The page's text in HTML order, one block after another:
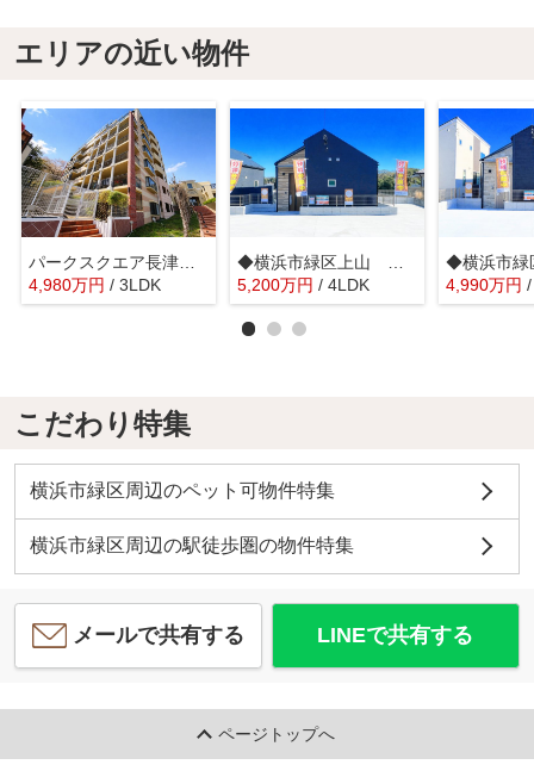
エリアの近い物件
パークスクエア長津田フェスタコリーナ 長津田駅徒歩5分/眺望良好/広々3LDK/大型バルコニー
4,980万円 / 3LDK
◆横浜市緑区上山 未使用戸建A号棟◆
5,200万円 / 4LDK 4,990万円
こだわり特集
横浜市緑区周辺のペット可物件特集
横浜市緑区周辺の駅徒歩圏の物件特集
メールで共有する LINEで共有する
ページトップへ